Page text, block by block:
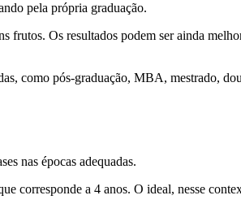
pela própria graduação.
frutos. Os resultados podem ser ainda
como pós-graduação, MBA, mestrado,
nas épocas adequadas.
corresponde a 4 anos. O ideal, nesse